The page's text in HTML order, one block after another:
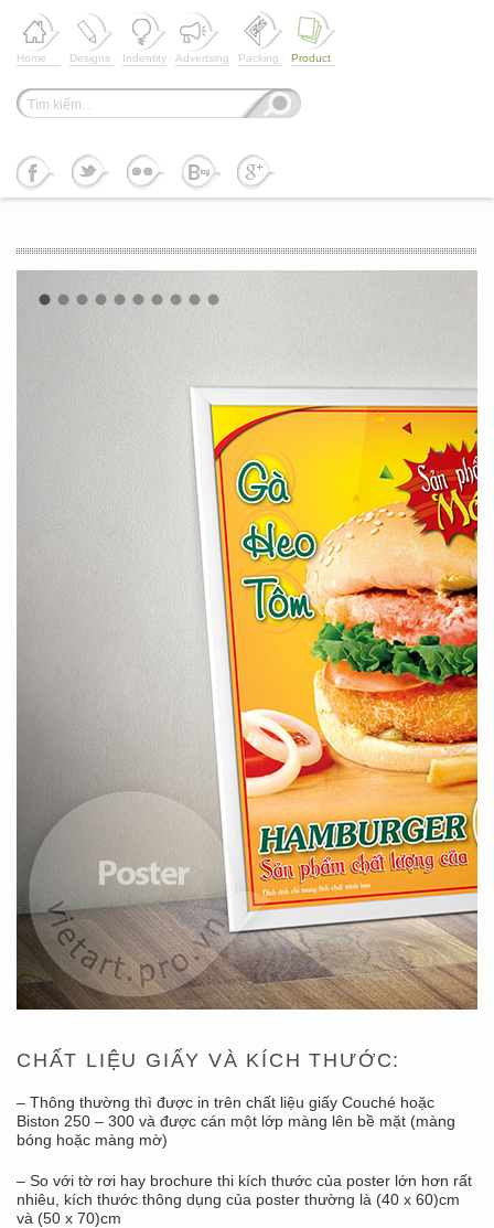
Home Designs Indentity Advertsing Packing Product
CHẤT LIỆU GIẤY VÀ KÍCH THƯỚC:
– Thông thường thì được in trên chất liệu giấy Couché hoặc
Biston 250 – 300 và được cán một lớp màng lên bề mặt (màng
bóng hoặc màng mờ)
– So với tờ rơi hay brochure thi kích thước của poster lớn hơn rất
nhiêu, kích thước thông dụng của poster thường là (40 x 60)cm
và (50 x 70)cm